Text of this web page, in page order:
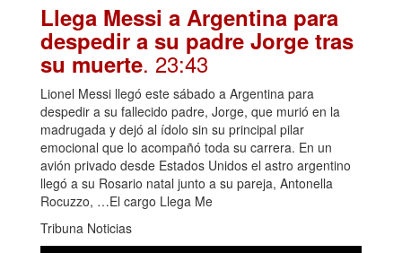
Llega Messi a Argentina para
despedir a su padre Jorge tras
su muerte. 23:43
Lionel Messi llegó este sábado a Argentina para
despedir a su fallecido padre, Jorge, que murió en la
madrugada y dejó al ídolo sin su principal pilar
emocional que lo acompañó toda su carrera. En un
avión privado desde Estados Unidos el astro argentino
llegó a su Rosario natal junto a su pareja, Antonella
Rocuzzo, …El cargo Llega Me
Tribuna Noticias